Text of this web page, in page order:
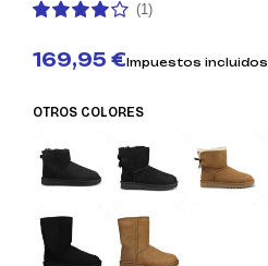
(1)
169,95 €Impuestos incluidos
OTROS COLORES